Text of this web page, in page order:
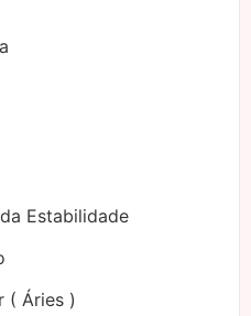
Estabilidade
( Áries )